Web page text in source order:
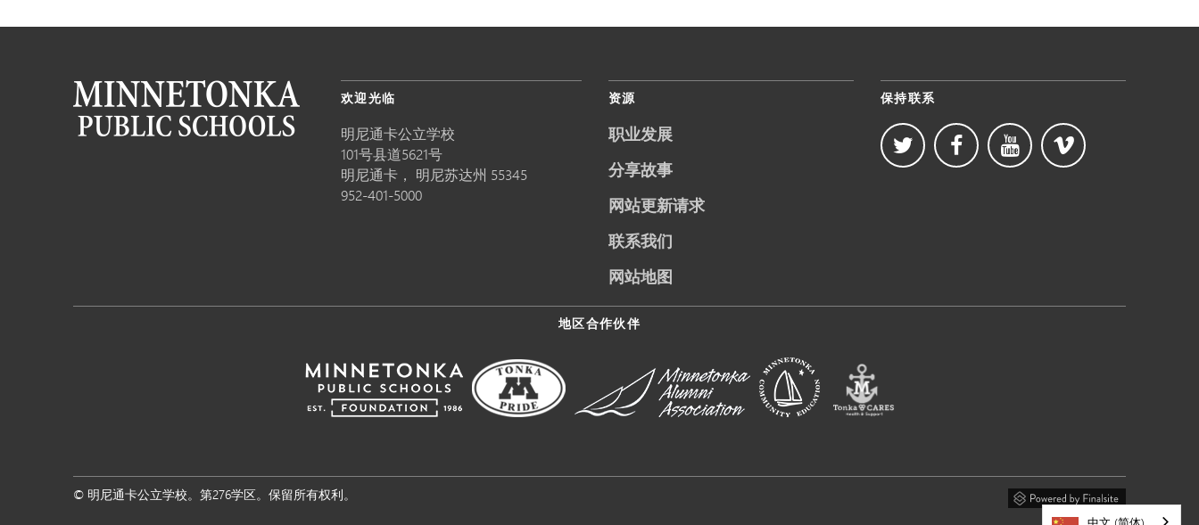
欢迎光临
明尼通卡公立学校
101号县道5621号
明尼通卡， 明尼苏达州 55345
952-401-5000
资源
职业发展
分享故事
网站更新请求
联系我们
网站地图
保持联系
地区合作伙伴
© 明尼通卡公立学校。第276学区。保留所有权利。